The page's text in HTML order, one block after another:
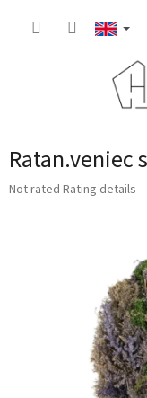
Ratan.veniec
The
Not rated Rating details